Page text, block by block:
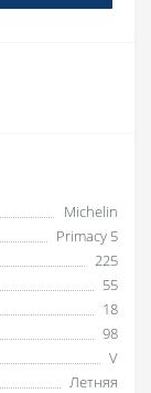
Michelin
Primacy 5
225
55
18
98
V
Летняя